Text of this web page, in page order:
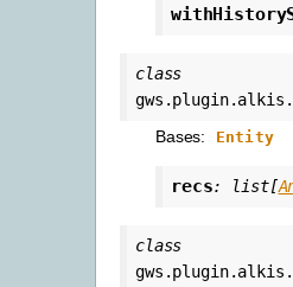
class
Bases:
Entity
recs: list[
class